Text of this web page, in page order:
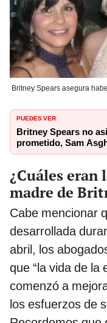
Britney Spears asegura
PUEDES VER
Britney Spears no
prometido, Sam
¿Cuáles eran
madre de
Cabe mencionar
desarrollada
abril, los
que “la vida de la
comenzó a
los esfuerzos de